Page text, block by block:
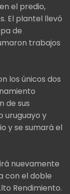
el predio,
El plantel llevó
de
trabajos
los únicos dos
de sus
uruguayo y
y se sumará el
nuevamente
con el doble
Rendimiento.